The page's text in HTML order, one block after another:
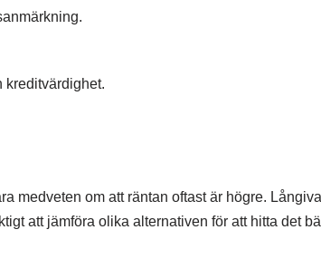
kreditvärdighet.
medveten om att räntan oftast är högre.
att jämföra olika alternativen för att hitta det